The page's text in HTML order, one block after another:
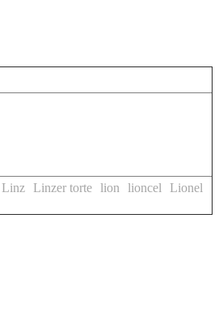
Linz Linzer torte lion lioncel
Lionel